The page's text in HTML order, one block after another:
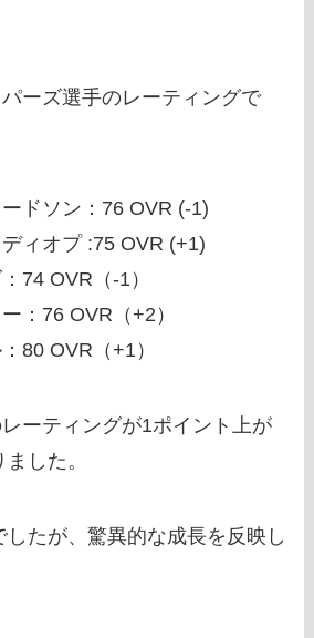
ーズ選手のレーティングで
ドソン：76 OVR (-1)
ィオプ :75 OVR (+1)
74 OVR（-1）
：76 OVR（+2）
80 OVR（+1）
ーティングが1ポイント上が
した。
したが、驚異的な成長を反映し